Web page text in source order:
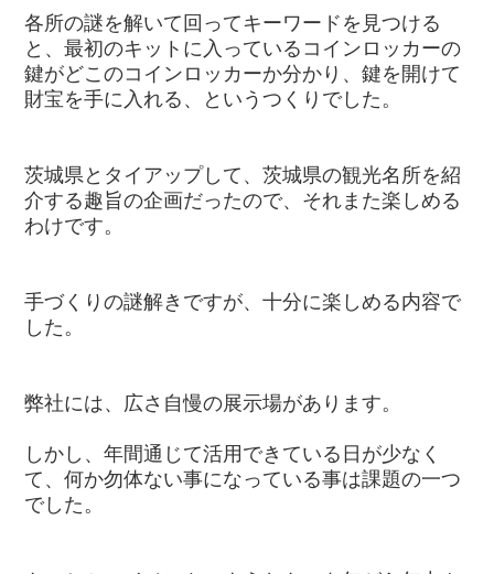
各所の謎を解いて回ってキーワードを見つける
と、最初のキットに入っているコインロッカーの
鍵がどこのコインロッカーか分かり、鍵を開けて
財宝を手に入れる、というつくりでした。
茨城県とタイアップして、茨城県の観光名所を紹
介する趣旨の企画だったので、それまた楽しめる
わけです。
手づくりの謎解きですが、十分に楽しめる内容で
した。
弊社には、広さ自慢の展示場があります。
しかし、年間通じて活用できている日が少なく
て、何か勿体ない事になっている事は課題の一つ
でした。